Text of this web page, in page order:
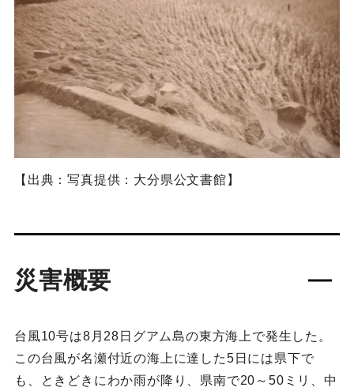
【出典：写真提供：大分県公文書館】
災害概要
台風10号は8月28日グアム島の東方海上で発生した。
この台風が名瀬付近の海上に達した5日には県下で
も、ときどきにわか雨が降り、県南で20～50ミリ、中